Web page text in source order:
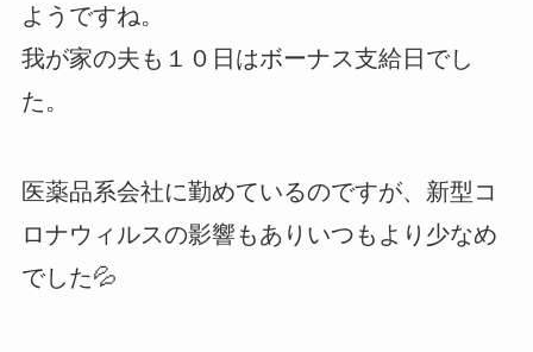
ようですね。
我が家の夫も１０日はボーナス支給日でし
た。
医薬品系会社に勤めているのですが、新型コ
ロナウィルスの影響もありいつもより少なめ
でした💦